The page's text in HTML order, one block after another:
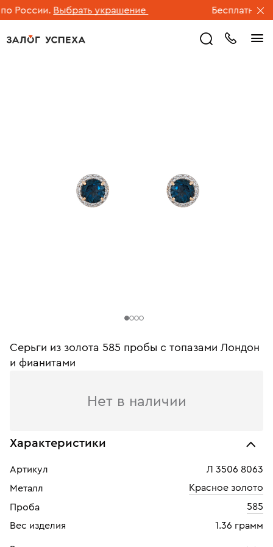
России. Выбрать украшение Бесплатная
Серьги из золота 585 пробы c топазами Лондон
и фианитами
Нет в наличии
Характеристики
Артикул
Л 3506 8063
Металл
Красное золото
Проба
585
Вес изделия
1.36 грамм